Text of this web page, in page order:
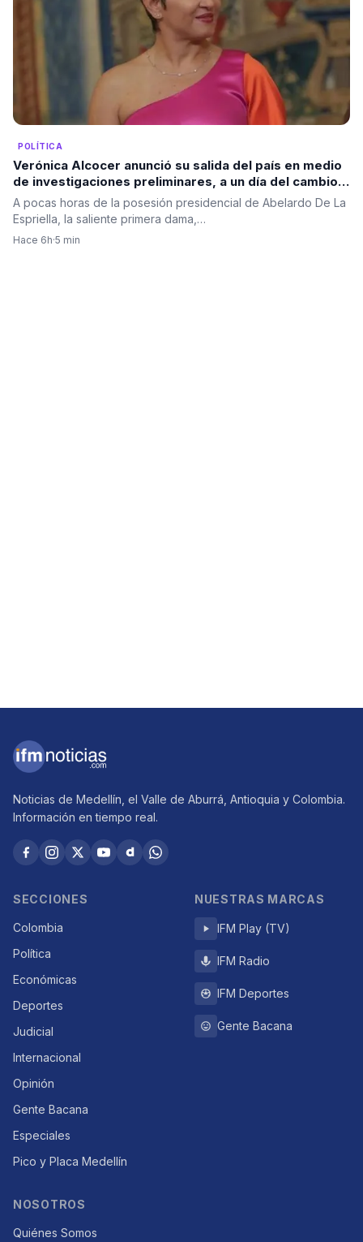
POLÍTICA
Verónica Alcocer anunció su salida del país en medio
de investigaciones preliminares, a un día del cambio
de gobierno. La pregunta es: ¿también se irá Petro?
A pocas horas de la posesión presidencial de Abelardo De La
Espriella, la saliente primera dama,…
Hace 6h·5 min
Noticias de Medellín, el Valle de Aburrá, Antioquia y Colombia.
Información en tiempo real.
SECCIONES
Colombia
Política
Económicas
Deportes
Judicial
Internacional
Opinión
Gente Bacana
Especiales
Pico y Placa Medellín
NUESTRAS MARCAS
IFM Play (TV)
IFM Radio
IFM Deportes
Gente Bacana
NOSOTROS
Quiénes Somos